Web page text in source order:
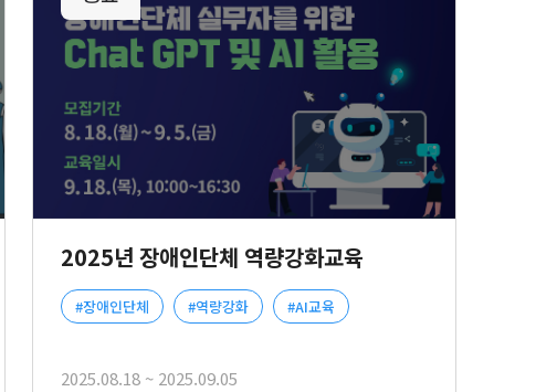
2025년 장애인단체 역량강화교육
#장애인단체 #역량강화 #AI교육
2025.08.18 ~ 2025.09.05